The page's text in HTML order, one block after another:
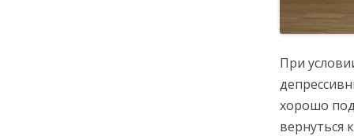
При
хорошо
вернуться